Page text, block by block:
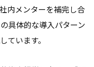
内メンターを補完し合
具体的な導入パターン
ています。